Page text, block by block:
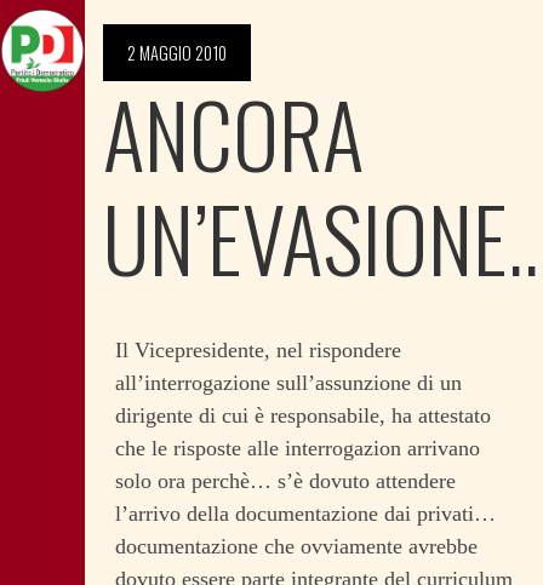
2 MAGGIO 2010
ANCORA
Il Vicepresidente, nel rispondere
all’interrogazione sull’assunzione di un
dirigente di cui è responsabile, ha attestato
che le risposte alle interrogazion arrivano
solo ora perchè… s’è dovuto attendere
l’arrivo della documentazione dai privati…
documentazione che ovviamente avrebbe
dovuto essere parte integrante del curriculum